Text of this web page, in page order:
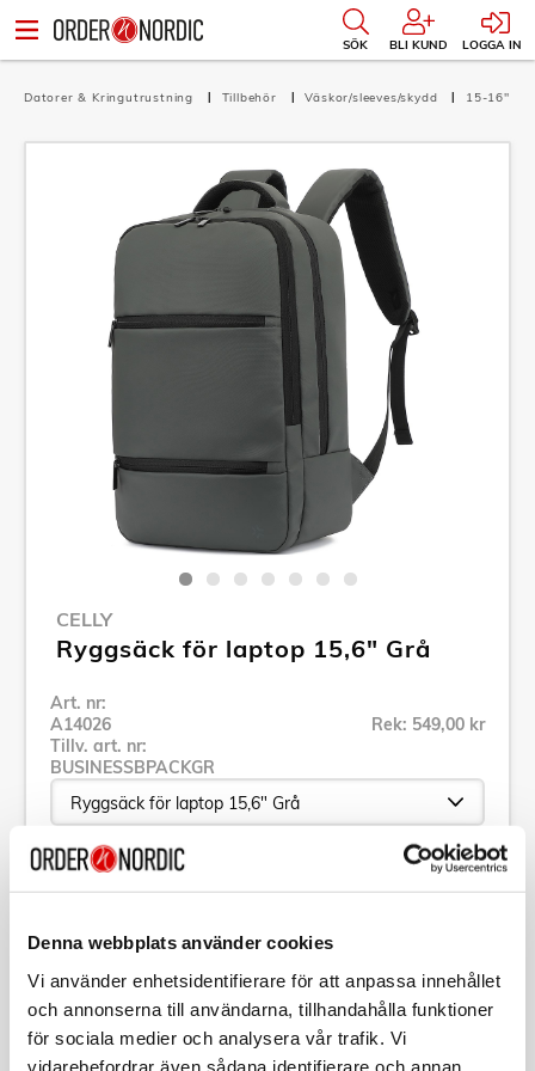
Denna webbplats använder cookies
Vi använder enhetsidentifierare för att anpassa innehållet
och annonserna till användarna, tillhandahålla funktioner
för sociala medier och analysera vår trafik. Vi
vidarebefordrar även sådana identifierare och annan
SÖK BLI KUND LOGGA IN
Datorer & Kringutrustning Tillbehör Väskor/sleeves/skydd 15-16"
CELLY
Ryggsäck för laptop 15,6" Grå
Art. nr:
A14026
Tillv. art. nr:
BUSINESSBPACKGR
Rek: 549,00 kr
Se alla produkter inom Celly
Beskrivning